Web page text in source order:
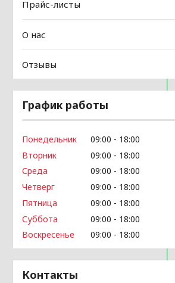
Прайс-листы
О нас
Отзывы
График работы
Понедельник 09:00
18:00
Вторник
09:00
18:00
Среда
09:00
18:00
Четверг
09:00
18:00
Пятница
09:00
18:00
Суббота
09:00
18:00
Воскресенье
09:00 18:00
Контакты